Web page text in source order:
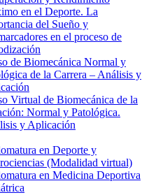
en el Deporte. La
del Sueño y
en el proceso de
de Biomecánica Normal y
de la Carrera – Análisis y
Virtual de Biomecánica de la
Normal y Patológica.
y Aplicación
en Deporte y
(Modalidad virtual)
en Medicina Deportiva